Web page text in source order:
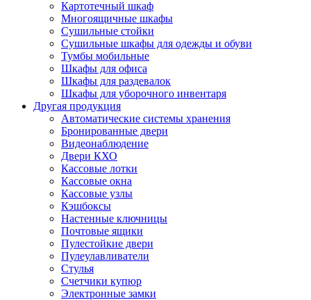
Картотечный шкаф
Многоящичные шкафы
Сушильные стойки
Сушильные шкафы для одежды и обуви
Тумбы мобильные
Шкафы для офиса
Шкафы для раздевалок
Шкафы для уборочного инвентаря
Другая продукция
Автоматические системы хранения
Бронированные двери
Видеонаблюдение
Двери КХО
Кассовые лотки
Кассовые окна
Кассовые узлы
Кэшбоксы
Настенные ключницы
Почтовые ящики
Пулестойкие двери
Пулеулавливатели
Стулья
Счетчики купюр
Электронные замки